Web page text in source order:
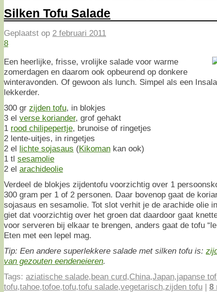
Silken Tofu Salade
Geplaatst op 2 februari 2011
8
Een heerlijke, frisse, vrolijke salade voor warme
zomerdagen en daarom ook opbeurend op donkere
winteravonden. Of gewoon als lunch. Simpel als een
lekkerder.
300 gr zijden tofu, in blokjes
3 el verse koriander, grof gehakt
1 rood chilipepertje, brunoise of ringetjes
2 lente-uitjes, in ringetjes
2 el lichte sojasaus (Kikoman kan ook)
1 tl sesamolie
2 el arachideolie
Verdeel de blokjes zijdentofu voorzichtig over 1
300 gram per 1 of 2 personen. Daar bovenop gaat de
sojasaus en sesamolie. Tot slot verhit je de arachide olie
giet dat voorzichtig over het groen dat daardoor gaat
voor serveren bij elkaar te brengen, anders gaat de tofu
Eten met een lepel mag.
Tip: Een andere superlekkere salade met silken tofu is:
van gezouten eendeneieren.
Tags: aziatische salade,bean curd,China,Japan,japanse
tofu,tahoe,tofoe,tofu,tofu salade,vegetarisch,zijden tofu | 8